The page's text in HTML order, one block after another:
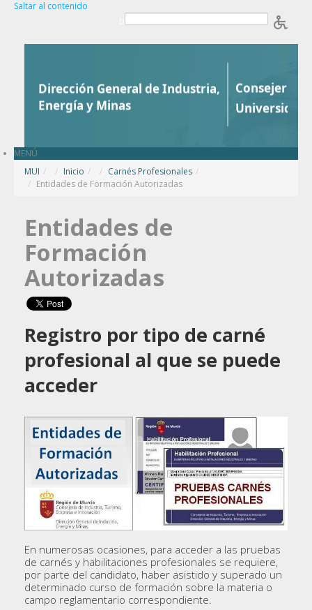
Saltar al contenido
MENÚ
MUI / Inicio / Carnés Profesionales /
Entidades de Formación Autorizadas
Entidades de
Formación
Autorizadas
Registro por tipo de carné
profesional al que se puede
acceder
En numerosas ocasiones, para acceder a las pruebas
de carnés y habilitaciones profesionales se requiere,
por parte del candidato, haber asistido y superado un
determinado curso de formación sobre la materia o
campo reglamentario correspondiente.